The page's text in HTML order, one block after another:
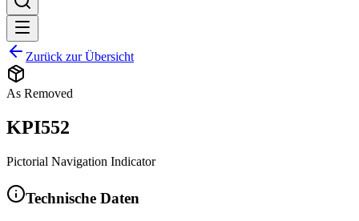
Zurück zur Übersicht
As Removed
KPI552
Pictorial Navigation Indicator
Technische Daten